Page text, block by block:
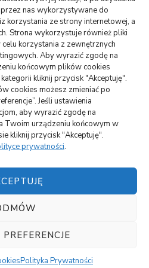
nas wykorzystywane do
korzystania ze strony internetowej, a
Strona wykorzystuje również pliki
korzystania z zewnętrznych
Aby wyrazić zgodę na
końcowym plików cookies
kliknij przycisk "Akceptuję".
cookies możesz zmieniać po
Jeśli ustawienia
aby wyrazić zgodę na
Twoim urządzeniu końcowym w
kliknij przycisk "Akceptuję".
prywatności.
Polityka Prywatności
deszczówkę do rynny –
INNE
na Mazurach
solarne się opłaca?
||Vilva | Stworzony przez
WordPress